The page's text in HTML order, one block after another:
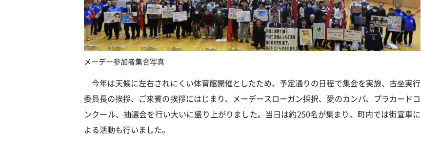
メーデー参加者集合写真
今年は天候に左右されにくい体育館開催としたため、予定通りの日程で集会を実施、古坐実行
委員長の挨拶、ご来賓の挨拶にはじまり、メーデースローガン採択、愛のカンパ、プラカードコ
ンクール、抽選会を行い大いに盛り上がりました。当日は約250名が集まり、町内では街宣車に
よる活動も行いました。